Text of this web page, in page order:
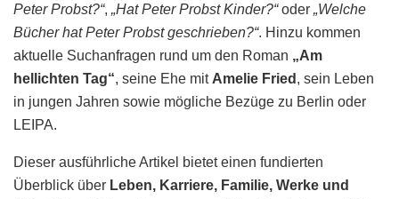
Peter Probst?“, „Hat Peter Probst Kinder?“oder „Welche
Bücher hat Peter Probst geschrieben?“. Hinzu kommen
aktuelle Suchanfragen rund um den Roman „Am
hellichten Tag“, seine Ehe mit Amelie Fried , sein Leben
in jungen Jahren sowie mögliche Bezüge zu Berlin oder
LEIPA.
Dieser ausführliche Artikel bietet einen fundierten
Überblick über Leben, Karriere, Familie, Werke und